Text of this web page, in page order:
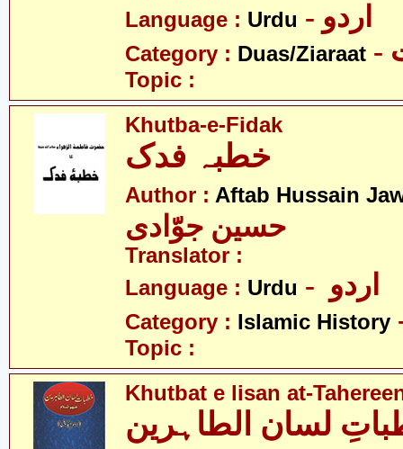
Language : Urdu - اردو
Category : Duas/Ziaraat
Topic :
Khutba-e-Fidak
خطبہ فدک
Author : Aftab Hussain
Translator :
Language : Urdu
Category : Islamic History
Topic :
Khutbat e lisan at-
لسان الطاہرین